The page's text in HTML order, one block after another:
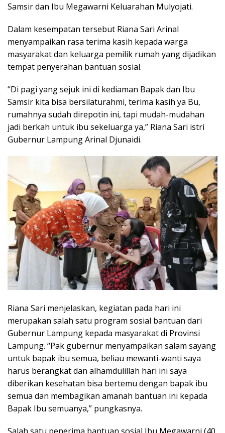
Samsir dan Ibu Megawarni Keluarahan Mulyojati.
Dalam kesempatan tersebut Riana Sari Arinal
menyampaikan rasa terima kasih kepada warga
masyarakat dan keluarga pemilik rumah yang dijadikan
tempat penyerahan bantuan sosial.
“Di pagi yang sejuk ini di kediaman Bapak dan Ibu
Samsir kita bisa bersilaturahmi, terima kasih ya Bu,
rumahnya sudah direpotin ini, tapi mudah-mudahan
jadi berkah untuk ibu sekeluarga ya,” Riana Sari istri
Gubernur Lampung Arinal Djunaidi.
Riana Sari menjelaskan, kegiatan pada hari ini
merupakan salah satu program sosial bantuan dari
Gubernur Lampung kepada masyarakat di Provinsi
Lampung. “Pak gubernur menyampaikan salam sayang
untuk bapak ibu semua, beliau mewanti-wanti saya
harus berangkat dan alhamdulillah hari ini saya
diberikan kesehatan bisa bertemu dengan bapak ibu
semua dan membagikan amanah bantuan ini kepada
Bapak Ibu semuanya,” pungkasnya.